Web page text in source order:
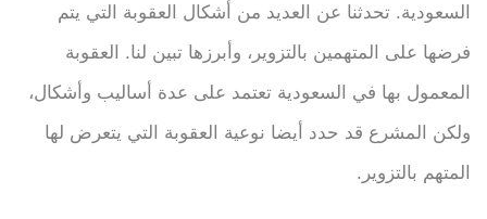
السعودية. تحدثنا عن العديد من أشكال العقوبة التي يتم
فرضها على المتهمين بالتزوير، وأبرزها تبين لنا. العقوبة
المعمول بها في السعودية تعتمد على عدة أساليب وأشكال،
ولكن المشرع قد حدد أيضا نوعية العقوبة التي يتعرض لها
المتهم بالتزوير.